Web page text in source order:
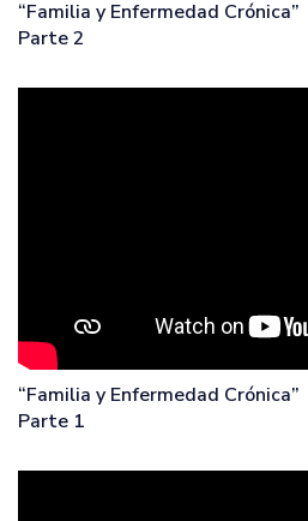
“Familia y Enfermedad Crónica”
Parte 2
“Familia y Enfermedad Crónica”
Parte 1